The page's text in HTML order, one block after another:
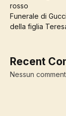
rosso
Funerale di
della figlia
Recent
Nessun